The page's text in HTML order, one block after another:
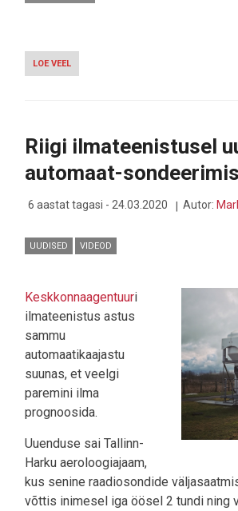
LOE VEEL
VIDEO:
IHALDUSVÄÄRNE
ÜHES
Riigi ilmateenistusel
automaat-
6 aastat tagasi - 24.03.2020 Autor:
UUDISED VIDEOD
Keskkonnaagentuuri
ilmateenistus astus
sammu
automaatikaajastu
suunas, et veelgi
paremini ilma
prognoosida.
Uuenduse sai Tallinn-
Harku aeroloogiajaam,
kus senine raadiosondide
võttis inimesel iga öösel 2 tundi ning